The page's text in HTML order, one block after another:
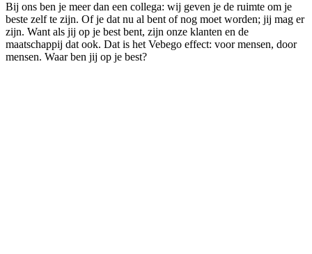
Bij ons ben je meer dan een collega: wij geven je de ruimte om je
beste zelf te zijn. Of je dat nu al bent of nog moet worden; jij mag er
zijn. Want als jij op je best bent, zijn onze klanten en de
maatschappij dat ook. Dat is het Vebego effect: voor mensen, door
mensen. Waar ben jij op je best?